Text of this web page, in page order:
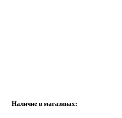
Наличие в магазинах: